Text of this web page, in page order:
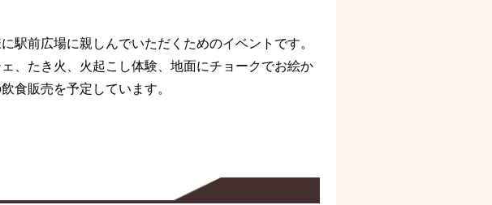
前広場に親しんでいただくためのイベントです。
、たき火、火起こし体験、地面にチョークでお絵か
食販売を予定しています。